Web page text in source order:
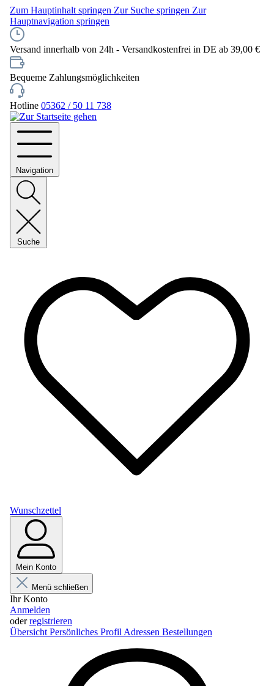
Zum Hauptinhalt springen Zur Suche springen Zur
Hauptnavigation springen
Versand innerhalb von 24h - Versandkostenfrei in DE ab 39,00 €
Bequeme Zahlungsmöglichkeiten
Hotline 05362 / 50 11 738
Navigation
Suche
Wunschzettel
Mein Konto
Menü schließen
Ihr Konto
Anmelden
oderregistrieren
Übersicht Persönliches Profil Adressen Bestellungen